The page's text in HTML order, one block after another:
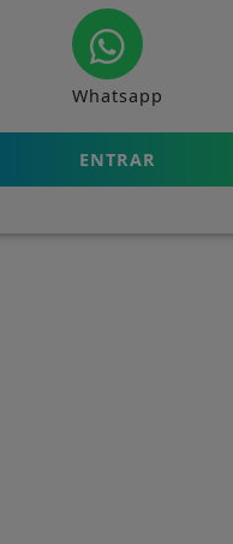
Whatsapp
ENTRAR